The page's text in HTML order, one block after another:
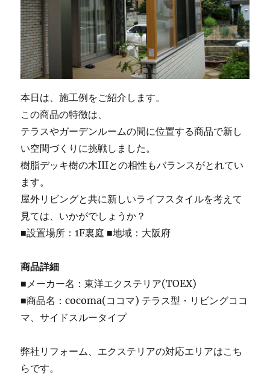
本日は、施工例をご紹介します。
この商品の特徴は、
テラスやガーデンルームの間に位置する商品で新し
い空間づくりに挑戦しました。
樹脂デッキ樹の木IIIとの相性もバランスがとれてい
ます。
屋外リビングと共に新しいライフスタイルを考えて
見ては、いかがでしょうか？
■設置場所：1F裏庭 ■地域：大阪府
商品詳細
■メーカー名：東洋エクステリア(TOEX)
■商品名：cocoma(ココマ) テラス型・リビングココ
マ、サイドスルータイプ
弊社リフォーム、エクステリアの対応エリアはこち
らです。